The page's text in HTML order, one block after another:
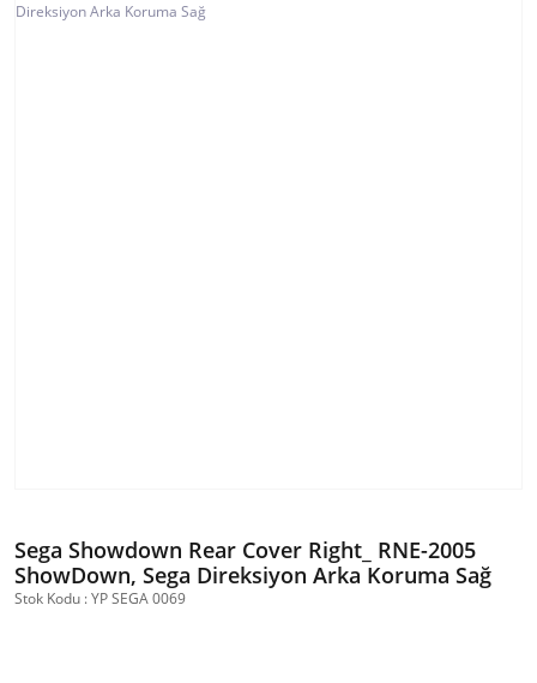
Sega Showdown Rear Cover Right_ RNE-2005
ShowDown, Sega Direksiyon Arka Koruma Sağ
Stok Kodu : YP SEGA 0069